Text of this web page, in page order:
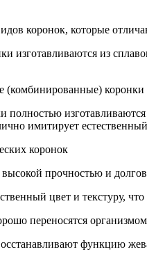
коронок, которые
изготавливаются из
(комбинированные)
полностью
имитирует
коронок
прочностью и
цвет и текстуру,
переносятся
функцию